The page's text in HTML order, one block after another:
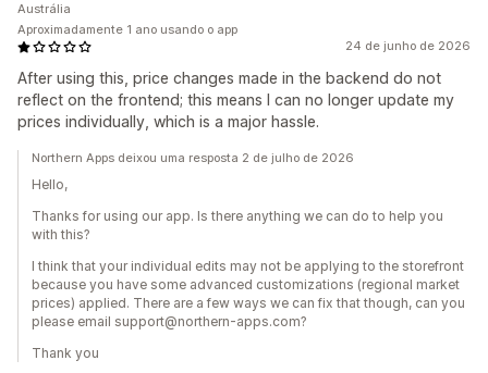
24 de junho de 2026
After using this, price changes made in the backend do not
reflect on the frontend; this means I can no longer update my
prices individually, which is a major hassle.
Austrália
Aproximadamente 1 ano usando o app
Northern Apps deixou uma resposta 2 de julho de 2026
Hello,
Thanks for using our app. Is there anything we can do to help you
with this?
I think that your individual edits may not be applying to the storefront
because you have some advanced customizations (regional market
prices) applied. There are a few ways we can fix that though, can you
please email support@northern-apps.com?
Thank you